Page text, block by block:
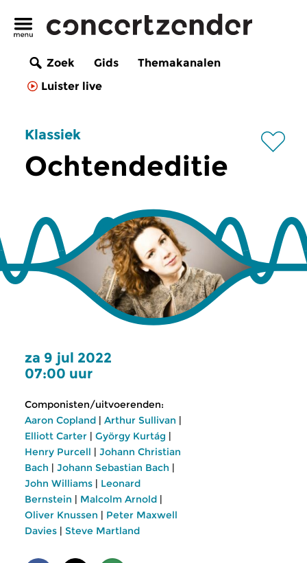
Zoek Gids
Themakanalen
Luister live
Klassiek
Ochtendeditie
za 9 jul 2022
07:00 uur
Componisten/uitvoerenden:
Aaron Copland | Arthur Sullivan |
Elliott Carter | György Kurtág |
Henry Purcell | Johann Christian
Bach | Johann Sebastian Bach |
John Williams | Leonard
Bernstein | Malcolm Arnold |
Oliver Knussen | Peter Maxwell
Davies | Steve Martland